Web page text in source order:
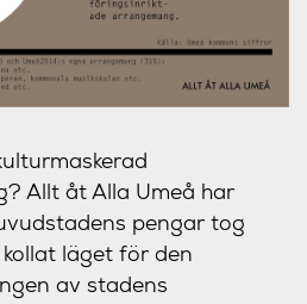
Allt åt Alla Umeå har
pengar tog
läget för den
av stadens